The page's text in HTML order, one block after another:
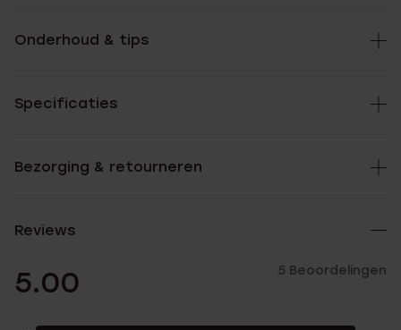
Onderhoud & tips
Specificaties
Bezorging & retourneren
Reviews
5.00 5 Beoordelingen